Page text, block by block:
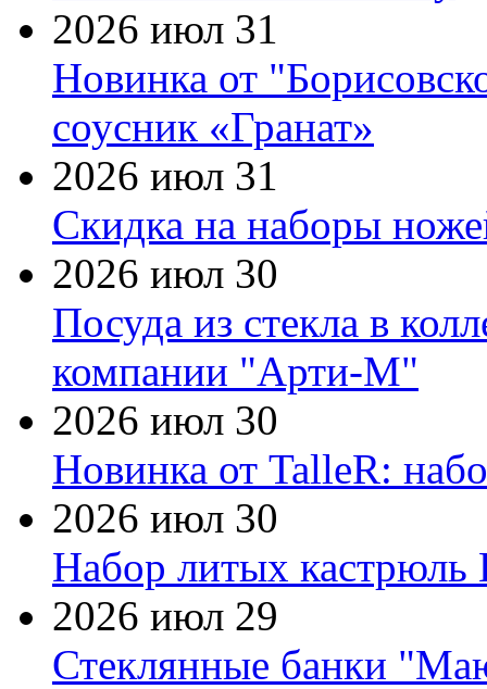
2026 июл 31
Новинка от
соусник «Гранат»
2026 июл 31
Скидка на наборы
2026 июл 30
Посуда из стекла в
компании "Арти-М"
2026 июл 30
Новинка от TalleR:
2026 июл 30
Набор литых кастрюль
2026 июл 29
Стеклянные банки